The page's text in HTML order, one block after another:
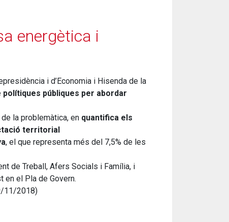
energètica i
i d’Economia i Hisenda de la
públiques per abordar
de la problemàtica, en quantifica els
territorial
, el que representa més del 7,5% de les
de Treball, Afers Socials i Família, i
en el Pla de Govern.
11/2018)